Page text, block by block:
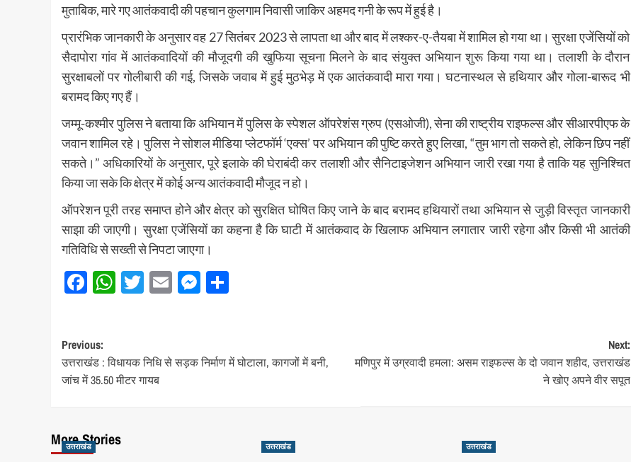
मुताबिक, मारे गए आतंकवादी की पहचान कुलगाम निवासी जाकिर अहमद गनी के रूप में हुई है।
प्रारंभिक जानकारी के अनुसार वह 27 सितंबर 2023 से लापता था और बाद में लश्कर-ए-तैयबा में शामिल हो गया था। सुरक्षा एजेंसियों को
सैदापोरा गांव में आतंकवादियों की मौजूदगी की खुफिया सूचना मिलने के बाद संयुक्त अभियान शुरू किया गया था। तलाशी के दौरान
सुरक्षाबलों पर गोलीबारी की गई, जिसके जवाब में हुई मुठभेड़ में एक आतंकवादी मारा गया। घटनास्थल से हथियार और गोला-बारूद भी
बरामद किए गए हैं।
जम्मू-कश्मीर पुलिस ने बताया कि अभियान में पुलिस के स्पेशल ऑपरेशंस ग्रुप (एसओजी), सेना की राष्ट्रीय राइफल्स और सीआरपीएफ के
जवान शामिल रहे। पुलिस ने सोशल मीडिया प्लेटफॉर्म ‘एक्स’ पर अभियान की पुष्टि करते हुए लिखा, “तुम भाग तो सकते हो, लेकिन छिप नहीं
सकते।” अधिकारियों के अनुसार, पूरे इलाके की घेराबंदी कर तलाशी और सैनिटाइजेशन अभियान जारी रखा गया है ताकि यह सुनिश्चित
किया जा सके कि क्षेत्र में कोई अन्य आतंकवादी मौजूद न हो।
ऑपरेशन पूरी तरह समाप्त होने और क्षेत्र को सुरक्षित घोषित किए जाने के बाद बरामद हथियारों तथा अभियान से जुड़ी विस्तृत जानकारी
साझा की जाएगी। सुरक्षा एजेंसियों का कहना है कि घाटी में आतंकवाद के खिलाफ अभियान लगातार जारी रहेगा और किसी भी आतंकी
गतिविधि से सख्ती से निपटा जाएगा।
Facebook
WhatsApp
Twitter
EmailMessenger
Post
navigation
Previous:
उत्तराखंड : विधायक निधि से सड़क निर्माण में घोटाला, कागजों में बनी,
जांच में 35.50 मीटर गायब
Next:
मणिपुर में उग्रवादी हमला: असम राइफल्स के दो जवान शहीद, उत्तराखंड
ने खोए अपने वीर सपूत
More Stories
उत्तराखंड उत्तराखंड उत्तराखंड